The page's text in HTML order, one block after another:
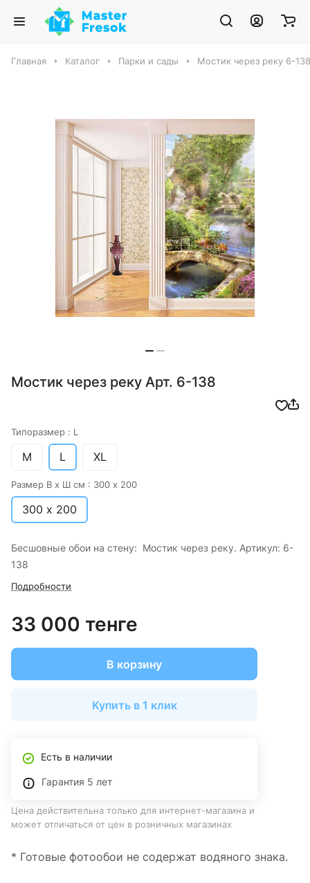
Главная Каталог Парки и сады Мостик через реку 6-138
Мостик через реку Арт. 6-138
Типоразмер : L
M L XL
Размер В х Ш см : 300 х 200
300 х 200
Бесшовные обои на стену: Мостик через реку. Артикул: 6-
138
Подробности
33 000 тенге
В корзину
Купить в 1 клик
Есть в наличии
Гарантия 5 лет
Цена действительна только для интернет-магазина и
может отличаться от цен в розничных магазинах
* Готовые фотообои не содержат водяного знака.